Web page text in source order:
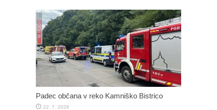
Padec občana v reko Kamniško Bistrico
22. 7. 2026